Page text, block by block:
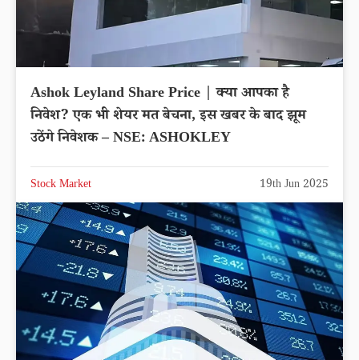
Ashok Leyland Share Price | क्या आपका है
निवेश? एक भी शेयर मत बेचना, इस खबर के बाद झूम
उठेंगे निवेशक – NSE: ASHOKLEY
Stock Market 19th Jun 2025